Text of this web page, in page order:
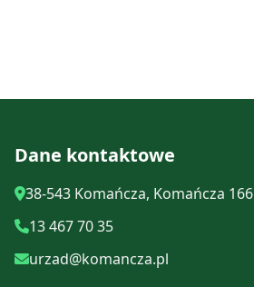
Dane kontaktowe
38-543 Komańcza, Komańcza 166
13 467 70 35
urzad@komancza.pl